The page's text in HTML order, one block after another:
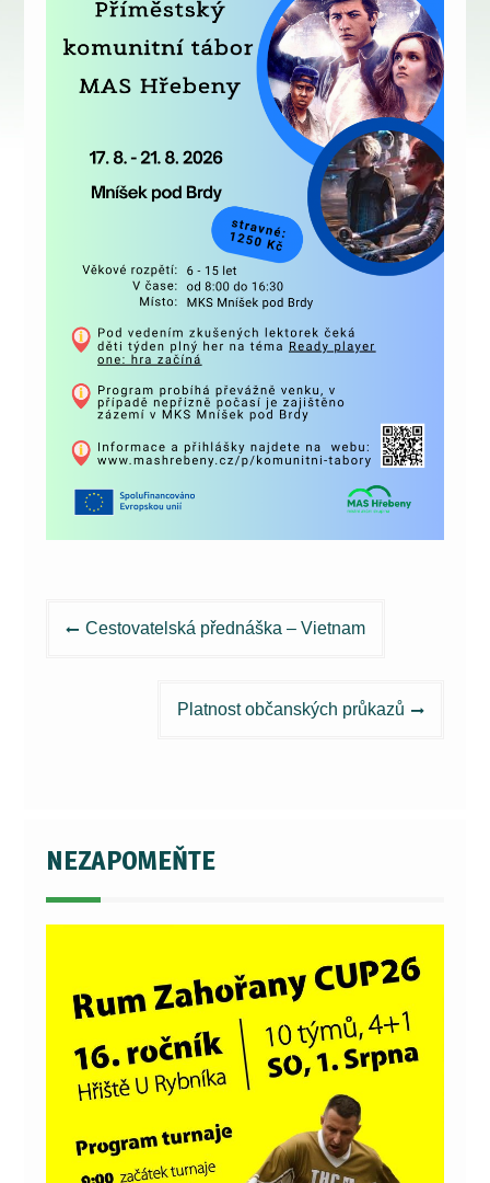
Navigace
Cestovatelská přednáška – Vietnam
Platnost občanských průkazů
NEZAPOMEŇTE